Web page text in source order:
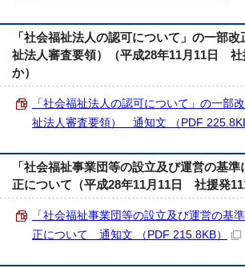
「社会福祉法人の認可について」の一部
祉法人審査要領）（平成28年11月11日 社
か）
「社会福祉法人の認可について」の一部
祉法人審査要領） 通知文 （PDF
「社会福祉事業団等の設立及び運営の基
正について（平成28年11月11日 社援発
「社会福祉事業団等の設立及び運営の基
正について 通知文 （PDF 215.8KB）